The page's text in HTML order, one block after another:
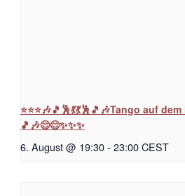
⭐⭐⭐🎶🎵🕺💃💃🕺🎵🎶Tango auf
🎵🎶😊😊✨✨✨
6. August @ 19:30- 23:00CEST